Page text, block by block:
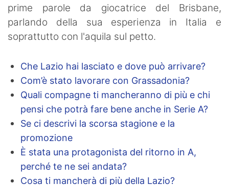
prime parole da giocatrice del Brisbane,
parlando della sua esperienza in Italia e
soprattutto con l'aquila sul petto.
Che Lazio hai lasciato e dove può arrivare?
Com’è stato lavorare con Grassadonia?
Quali compagne ti mancheranno di più e chi
pensi che potrà fare bene anche in Serie A?
Se ci descrivi la scorsa stagione e la
promozione
È stata una protagonista del ritorno in A,
perché te ne sei andata?
Cosa ti mancherà di più della Lazio?